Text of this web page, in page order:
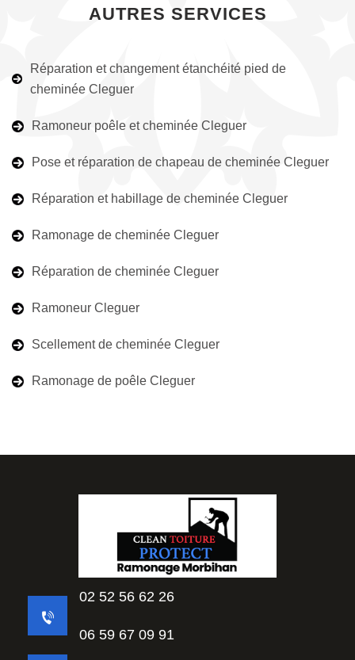
AUTRES SERVICES
Réparation et changement étanchéité pied de
cheminée Cleguer
Ramoneur poêle et cheminée Cleguer
Pose et réparation de chapeau de cheminée Cleguer
Réparation et habillage de cheminée Cleguer
Ramonage de cheminée Cleguer
Réparation de cheminée Cleguer
Ramoneur Cleguer
Scellement de cheminée Cleguer
Ramonage de poêle Cleguer
02 52 56 62 26
06 59 67 09 91